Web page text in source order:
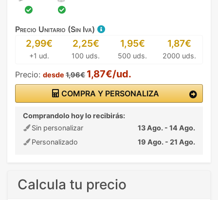
Precio Unitario (Sin Iva)
2,99€
+1 ud.
2,25€
100 uds.
1,95€
500 uds.
1,87€
2000 uds.
Precio: desde 1,96€ 1,87€/ud.
COMPRA Y PERSONALIZA
Comprandolo hoy lo recibirás:
Sin personalizar
13 Ago. - 14 Ago.
Personalizado
19 Ago. - 21 Ago.
Calcula tu precio